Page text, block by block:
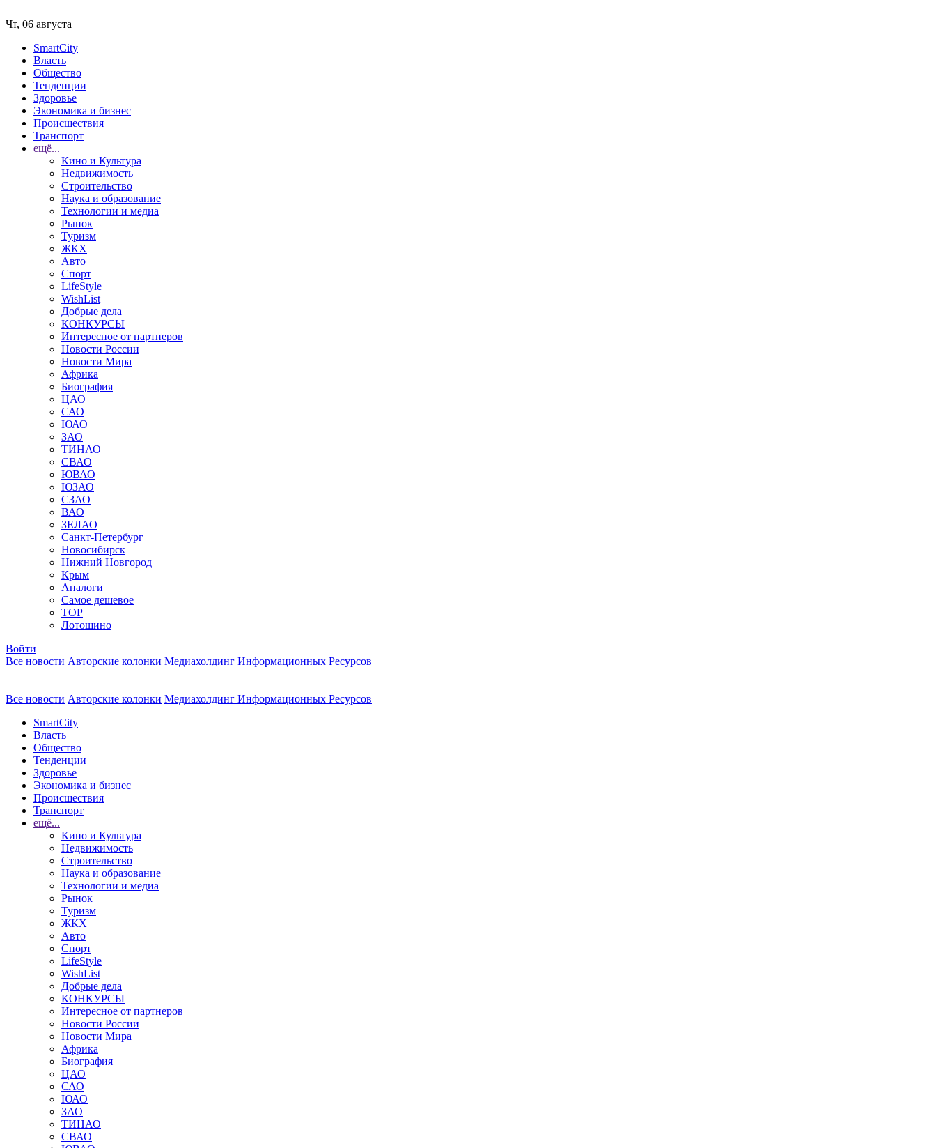
Чт, 06 августа
SmartCity
Власть
Общество
Тенденции
Здоровье
Экономика и бизнес
Происшествия
Транспорт
ещё...
Кино и Культура
Недвижимость
Строительство
Наука и образование
Технологии и медиа
Рынок
Туризм
ЖКХ
Авто
Спорт
LifeStyle
WishList
Добрые дела
КОНКУРСЫ
Интересное от партнеров
Новости России
Новости Мира
Африка
Биография
ЦАО
САО
ЮАО
ЗАО
ТИНАО
СВАО
ЮВАО
ЮЗАО
СЗАО
ВАО
ЗЕЛАО
Санкт-Петербург
Новосибирск
Нижний Новгород
Крым
Аналоги
Самое дешевое
TOP
Лотошино
Войти
Все новости Авторские колонки Медиахолдинг Информационных Ресурсов
Все новости Авторские колонки Медиахолдинг Информационных Ресурсов
SmartCity
Власть
Общество
Тенденции
Здоровье
Экономика и бизнес
Происшествия
Транспорт
ещё...
Кино и Культура
Недвижимость
Строительство
Наука и образование
Технологии и медиа
Рынок
Туризм
ЖКХ
Авто
Спорт
LifeStyle
WishList
Добрые дела
КОНКУРСЫ
Интересное от партнеров
Новости России
Новости Мира
Африка
Биография
ЦАО
САО
ЮАО
ЗАО
ТИНАО
СВАО